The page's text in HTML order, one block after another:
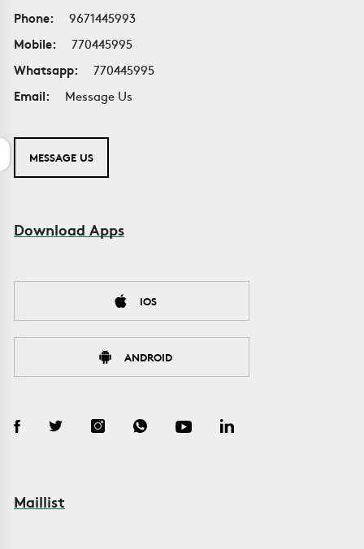
Phone:
9671445993
Mobile:
770445995
Whatsapp:
770445995
Email:
Message Us
MESSAGE US
Download Apps
IOS
ANDROID
Maillist